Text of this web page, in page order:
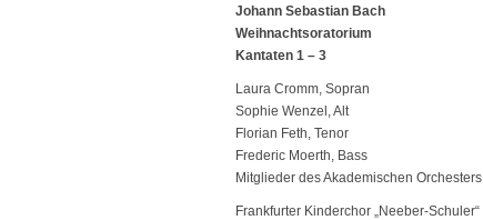
Johann Sebastian Bach
Weihnachtsoratorium
Kantaten 1 – 3
Laura Cromm, Sopran
Sophie Wenzel, Alt
Florian Feth, Tenor
Frederic Moerth, Bass
Mitglieder des Akademischen
Frankfurter Kinderchor „Neeber-